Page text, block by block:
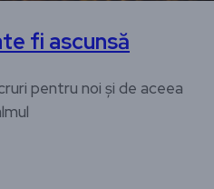
fi ascunsă
pentru noi și de aceea